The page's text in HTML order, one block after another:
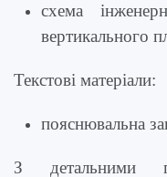
схема
вертикального
Текстові матеріали:
пояснювальна
З детальними